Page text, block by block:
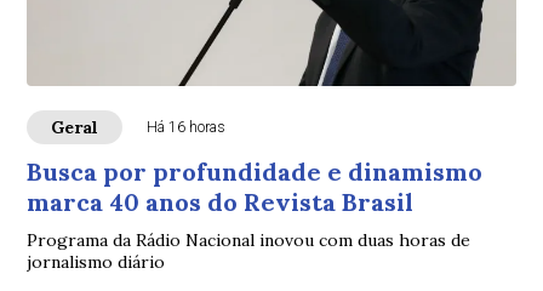
Geral Há 16 horas
Busca por profundidade e dinamismo
marca 40 anos do Revista Brasil
Programa da Rádio Nacional inovou com duas horas de
jornalismo diário